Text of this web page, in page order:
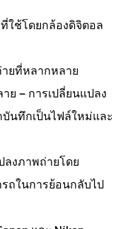
ใช้โดยกล้องดิจิตอล
ยที่หลากหลาย
ย – การเปลี่ยนแปลง
นทึกเป็นไฟล์ใหม่และ
ลงภาพถ่ายโดย
ถในการย้อนกลับไป